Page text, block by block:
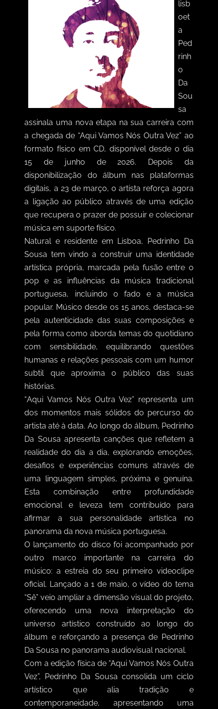
lisb
oet
a
Ped
rinh
o
Da
Sou
sa
assinala uma nova etapa na sua carreira com
a chegada de “Aqui Vamos Nós Outra Vez” ao
formato físico em CD, disponível desde o dia
15 de junho de 2026. Depois da
disponibilização do álbum nas plataformas
digitais, a 23 de março, o artista reforça agora
a ligação ao público através de uma edição
que recupera o prazer de possuir e colecionar
música em suporte físico.
Natural e residente em Lisboa, Pedrinho Da
Sousa tem vindo a construir uma identidade
artística própria, marcada pela fusão entre o
pop e as influências da música tradicional
portuguesa, incluindo o fado e a música
popular. Músico desde os 15 anos, destaca-se
pela autenticidade das suas composições e
pela forma como aborda temas do quotidiano
com sensibilidade, equilibrando questões
humanas e relações pessoais com um humor
subtil que aproxima o público das suas
histórias.
“Aqui Vamos Nós Outra Vez” representa um
dos momentos mais sólidos do percurso do
artista até à data. Ao longo do álbum, Pedrinho
Da Sousa apresenta canções que refletem a
realidade do dia a dia, explorando emoções,
desafios e experiências comuns através de
uma linguagem simples, próxima e genuína.
Esta combinação entre profundidade
emocional e leveza tem contribuído para
afirmar a sua personalidade artística no
panorama da nova música portuguesa.
O lançamento do disco foi acompanhado por
outro marco importante na carreira do
músico: a estreia do seu primeiro videoclipe
oficial. Lançado a 1 de maio, o vídeo do tema
“Sê” veio ampliar a dimensão visual do projeto,
oferecendo uma nova interpretação do
universo artístico construído ao longo do
álbum e reforçando a presença de Pedrinho
Da Sousa no panorama audiovisual nacional.
Com a edição física de “Aqui Vamos Nós Outra
Vez”, Pedrinho Da Sousa consolida um ciclo
artístico que alia tradição e
contemporaneidade, apresentando uma